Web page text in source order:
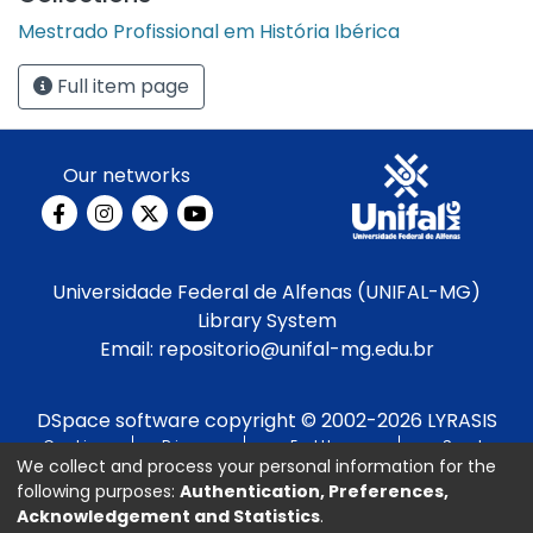
de fuentes historicas, la propuesta de Objeto de
herramienta para construir habilidades esenciales
en la enseñanza de historia.
Mestrado Profissional em História Ibérica
Full item page
Our networks
Universidade Federal de Alfenas (UNIFAL-MG)
Library System
Email: repositorio@unifal-mg.edu.br
DSpace softwarecopyright © 2002-2026 LYRASIS
Cookie
settings
Privacy
policy
End User
Agreement
Send
Feedback
We collect and process your personal information for the
following purposes: Authentication, Preferences,
Acknowledgement and Statistics.